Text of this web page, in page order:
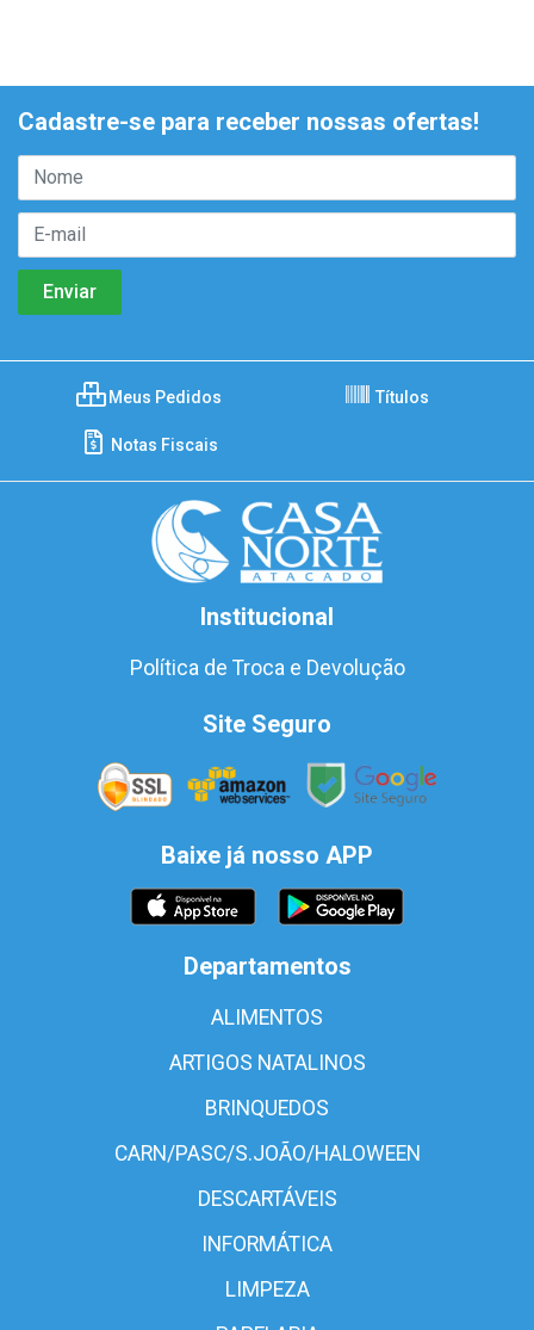
Cadastre-se para receber nossas ofertas!
Meus Pedidos Títulos
Notas Fiscais
Institucional
Política de Troca e Devolução
Site Seguro
Baixe já nosso APP
Departamentos
ALIMENTOS
ARTIGOS NATALINOS
BRINQUEDOS
CARN/PASC/S.JOÃO/HALOWEEN
DESCARTÁVEIS
INFORMÁTICA
LIMPEZA